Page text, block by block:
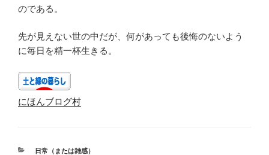
のである。
先が見えない世の中だが、何があっても後悔のないよう
に毎日を精一杯生きる。
にほんブログ村
カ
日常（または雑感）